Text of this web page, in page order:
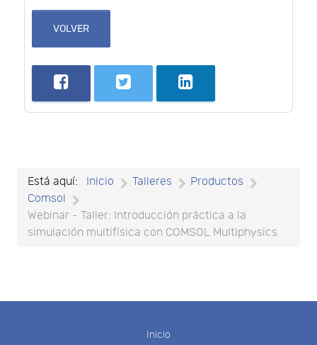
VOLVER
Está aquí: Inicio Talleres
Productos
Comsol
Webinar - Taller: Introducción práctica a la
simulación multifísica con COMSOL Multiphysics
Inicio